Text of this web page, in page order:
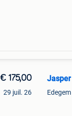
€ 175,00
29 juil. 26 Edegem